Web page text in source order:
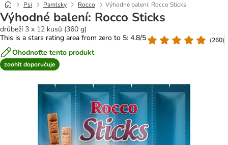
Psi Pamlsky Rocco Výhodné balení: Rocco Sticks
Výhodné balení: Rocco Sticks
drůbeží 3 x 12 kusů (360 g)
This is a stars rating area from zero to 5: 4.8/5
(260)
Ohodnoťte tento produkt
zoohit doporučuje